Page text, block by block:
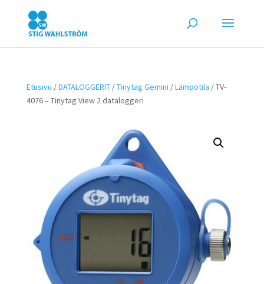
Etusivu /DATALOGGERIT/Tinytag Gemini /Lämpötila / TV-
4076 – Tinytag View 2 dataloggeri